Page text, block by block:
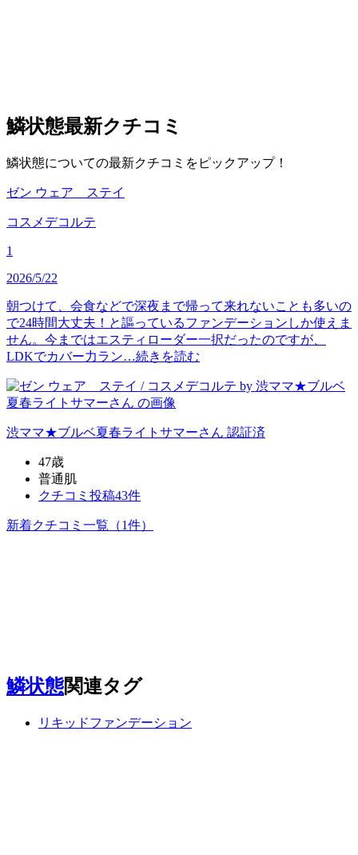
鱗状態最新クチコミ
鱗状態についての最新クチコミをピックアップ！
ゼン ウェア ステイ
コスメデコルテ
1
2026/5/22
朝つけて、会食などで深夜まで帰って来れないことも多いの
で24時間大丈夫！と謳っているファンデーションしか使えま
せん。今まではエスティローダー一択だったのですが、
LDKでカバー力ラン…続きを読む
渋ママ★ブルベ夏春ライトサマーさん 認証済
47歳
普通肌
クチコミ投稿43件
新着クチコミ一覧 （1件）
鱗状態関連タグ
リキッドファンデーション